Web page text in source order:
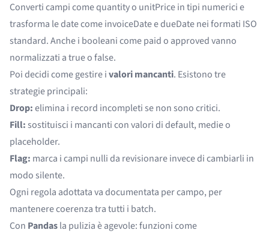
Converti campi come quantity o unitPrice in tipi numerici e
trasforma le date come invoiceDate e dueDate nei formati ISO
standard. Anche i booleani come paid o approved vanno
normalizzati a true o false.
Poi decidi come gestire ivalori mancanti. Esistono tre
strategie principali:
Drop:elimina i record incompleti se non sono critici.
Fill: sostituisci i mancanti con valori di default, medie o
placeholder.
Flag: marca i campi nulli da revisionare invece di cambiarli in
modo silente.
Ogni regola adottata va documentata per campo, per
mantenere coerenza tra tutti i batch.
Con Pandasla pulizia è agevole: funzioni come